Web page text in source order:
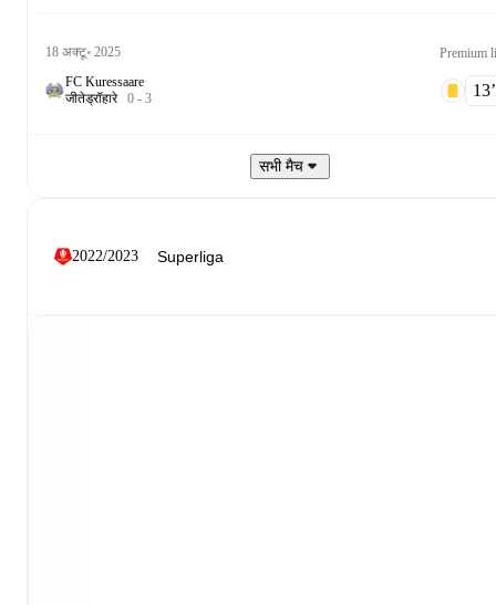
18 अक्टू॰ 2025
Premium
FC Kuressaare
जीतेड्रॉहारे 0 - 3 13‎’‎
सभी मैच
2022/2023